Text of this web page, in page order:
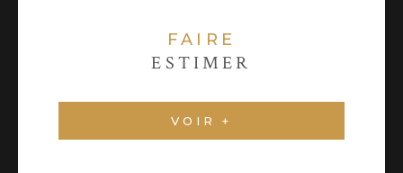
FAIRE
ESTIMER
VOIR +